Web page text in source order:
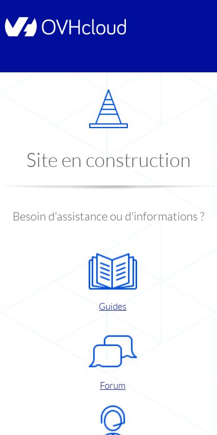
Site en construction
Besoin d'assistance ou d'informations ?
Guides
Forum